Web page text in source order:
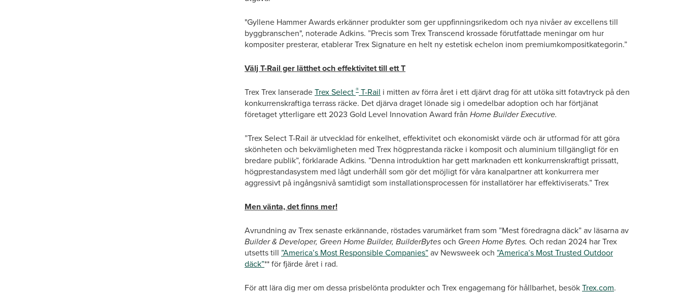
"Gyllene Hammer Awards erkänner produkter som ger uppfinningsrikedom och nya nivåer av excellens till
byggbranschen", noterade Adkins. ”Precis som Trex Transcend krossade förutfattade meningar om hur
kompositer presterar, etablerar Trex Signature en helt ny estetisk echelon inom premiumkompositkategorin.”
Välj T-Rail ger lätthet och effektivitet till ett T
Trex Trex lanseradeTrex Select ® T-Rail i mitten av förra året i ett djärvt drag för att utöka sitt fotavtryck på den
konkurrenskraftiga terrass räcke. Det djärva draget lönade sig i omedelbar adoption och har förtjänat
företaget ytterligare ett 2023 Gold Level Innovation Award från Home Builder Executive.
”Trex Select T-Rail är utvecklad för enkelhet, effektivitet och ekonomiskt värde och är utformad för att göra
skönheten och bekvämligheten med Trex högprestanda räcke i komposit och aluminium tillgängligt för en
bredare publik”, förklarade Adkins. ”Denna introduktion har gett marknaden ett konkurrenskraftigt prissatt,
högprestandasystem med lågt underhåll som gör det möjligt för våra kanalpartner att konkurrera mer
aggressivt på ingångsnivå samtidigt som installationsprocessen för installatörer har effektiviserats.” Trex
Men vänta, det finns mer!
Avrundning av Trex senaste erkännande, röstades varumärket fram som ”Mest föredragna däck” av läsarna av
Builder & Developer, Green Home Builder, BuilderBytesoch Green Home Bytes. Och redan 2024 har Trex
utsetts till ”America’s Most Responsible Companies”av Newsweek och ”America’s Most Trusted Outdoor
däck”** för fjärde året i rad.
För att lära dig mer om dessa prisbelönta produkter och Trex engagemang för hållbarhet, besökTrex.com.